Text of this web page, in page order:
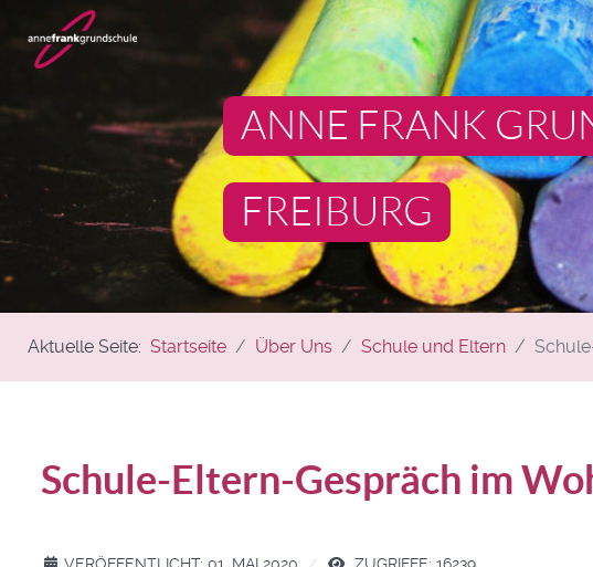
ANNE FRANK
FREIBURG
Aktuelle Seite: Startseite Über Uns Schule und Eltern
Schule-Eltern-Gespräch im
VERÖFFENTLICHT: 01. MAI 2020 ZUGRIFFE: 16239